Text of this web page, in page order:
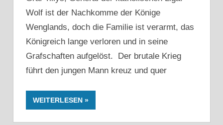
Wolf ist der Nachkomme der Könige
Wenglands, doch die Familie ist verarmt, das
Königreich lange verloren und in seine
Grafschaften aufgelöst. Der brutale Krieg
führt den jungen Mann kreuz und quer
WEITERLESEN